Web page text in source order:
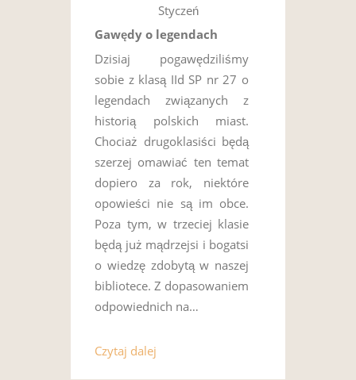
Styczeń
Gawędy o legendach
Dzisiaj pogawędziliśmy
sobie z klasą IId SP nr 27 o
legendach związanych z
historią polskich miast.
Chociaż drugoklasiści będą
szerzej omawiać ten temat
dopiero za rok, niektóre
opowieści nie są im obce.
Poza tym, w trzeciej klasie
będą już mądrzejsi i bogatsi
o wiedzę zdobytą w naszej
bibliotece. Z dopasowaniem
odpowiednich na…
Czytaj dalej